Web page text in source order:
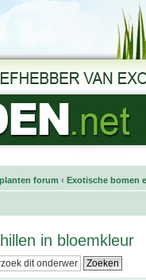
forum ‹ Exotische bomen
in bloemkleur